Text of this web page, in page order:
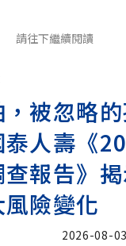
請往下繼續閱讀
被忽略
人壽《
報告》揭
險變化
2026-08-03